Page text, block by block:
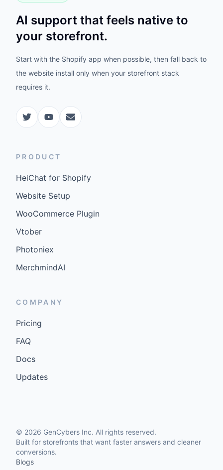
AI support that feels native to
your storefront.
Start with the Shopify app when possible, then fall back to
the website install only when your storefront stack
requires it.
PRODUCT
HeiChat for Shopify
Website Setup
WooCommerce Plugin
Vtober
Photoniex
MerchmindAI
COMPANY
Pricing
FAQ
Docs
Updates
© 2026 GenCybers Inc. All rights reserved.
Built for storefronts that want faster answers and cleaner
conversions.
Blogs